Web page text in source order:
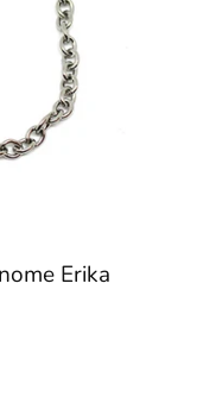
Erika